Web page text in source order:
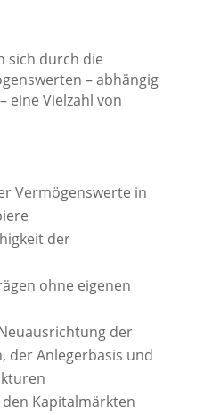
sich durch die
– abhängig
eine Vielzahl von
Vermögenswerte in
der
ohne eigenen
der
der Anlegerbasis und
Kapitalmärkten